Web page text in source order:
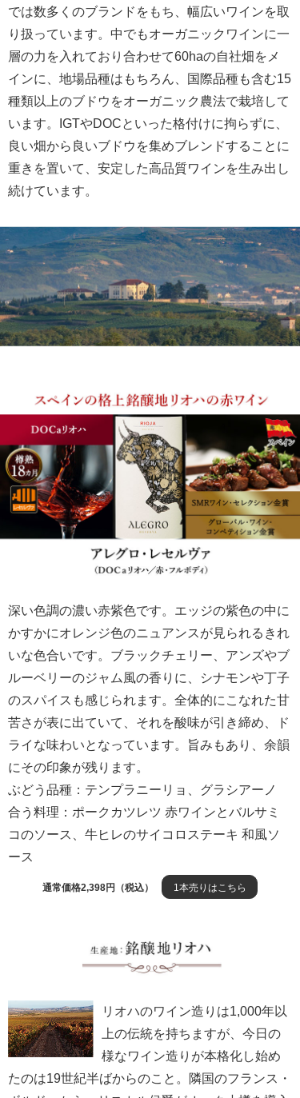
では数多くのブランドをもち、幅広いワインを取
り扱っています。中でもオーガニックワインに一
層の力を入れており合わせて60haの自社畑をメ
インに、地場品種はもちろん、国際品種も含む15
種類以上のブドウをオーガニック農法で栽培して
います。IGTやDOCといった格付けに拘らずに、
良い畑から良いブドウを集めブレンドすることに
重きを置いて、安定した高品質ワインを生み出し
続けています。
深い色調の濃い赤紫色です。エッジの紫色の中に
かすかにオレンジ色のニュアンスが見られるきれ
いな色合いです。ブラックチェリー、アンズやブ
ルーベリーのジャム風の香りに、シナモンや丁子
のスパイスも感じられます。全体的にこなれた甘
苦さが表に出ていて、それを酸味が引き締め、ド
ライな味わいとなっています。旨みもあり、余韻
にその印象が残ります。
ぶどう品種：テンプラニーリョ、グラシアーノ
合う料理：ポークカツレツ 赤ワインとバルサミ
コのソース、牛ヒレのサイコロステーキ 和風ソ
ース
通常価格2,398円（税込） 1本売りはこちら
リオハのワイン造りは1,000年以
上の伝統を持ちますが、今日の
様なワイン造りが本格化し始め
たのは19世紀半ばからのこと。隣国のフランス・